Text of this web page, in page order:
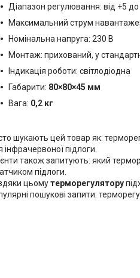
Діапазон регулювання: від +5 до
Максимальний струм
Номінальна напруга: 230 В
Монтаж: прихований, у
Індикація роботи: світлодіодна
Габарити: 80×80×45 мм
Вага: 0,2 кг
шукають цей товар як:
інфрачервоної підлоги.
також запитують: який
підлоги.
цьомутерморегулятору
пошукові запити: